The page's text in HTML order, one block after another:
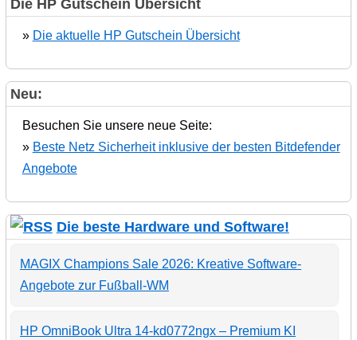
Die HP Gutschein Übersicht
» Die aktuelle HP Gutschein Übersicht
Neu:
Besuchen Sie unsere neue Seite:
» Beste Netz Sicherheit inklusive der besten Bitdefender
Angebote
Die beste Hardware und Software!
MAGIX Champions Sale 2026: Kreative Software-
Angebote zur Fußball-WM
HP OmniBook Ultra 14-kd0772ngx – Premium KI